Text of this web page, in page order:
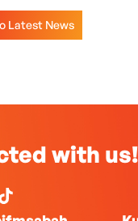
Latest News
with us!